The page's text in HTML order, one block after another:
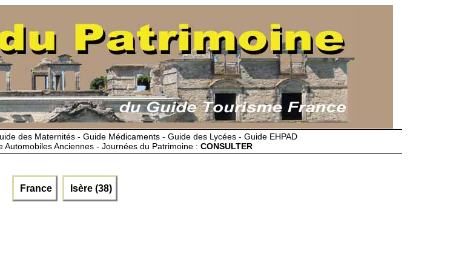
des Maternités - Guide Médicaments - Guide des Lycées - Guide EHPAD
Anciennes - Journées du Patrimoine : CONSULTER
France Isère (38)